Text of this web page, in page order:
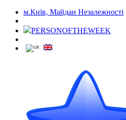
м.Київ, Майдан Незалежності
PERSONOFTHEWEEK